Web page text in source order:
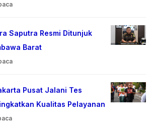
Saputra Resmi Ditunjuk
Barat
Pusat Jalani Tes
Kualitas Pelayanan